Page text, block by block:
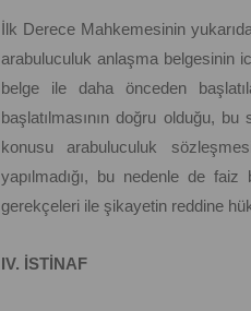
İlk Derece Mahkemesinin
arabuluculuk anlaşma belgesinin
belge ile daha önceden
başlatılmasının doğru olduğu,
konusu arabuluculuk
yapılmadığı, bu nedenle de faiz
gerekçeleri ile şikayetin reddine
IV. İSTİNAF